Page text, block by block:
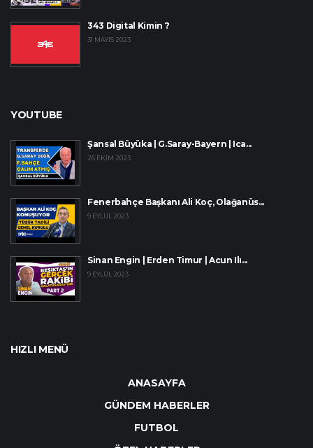
343 Digital Kimin ?
31 MAYIS 2023
YOUTUBE
Şansal Büyüka | G.Saray-Bayern | Ica...
26 EKIM 2023
Fenerbahçe Başkanı Ali Koç, Olağanüs...
9 EYLÜL 2023
Sinan Engin | Erden Timur | Acun Ilı...
9 EYLÜL 2023
HIZLI MENÜ
ANASAYFA
GÜNDEM HABERLER
FUTBOL